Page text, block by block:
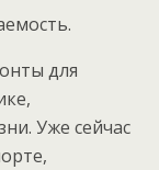
для
Уже сейчас